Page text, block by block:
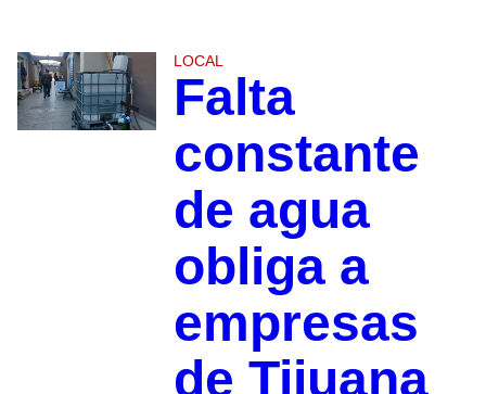
LOCAL
Falta
constante
de agua
obliga a
empresas
de Tijuana